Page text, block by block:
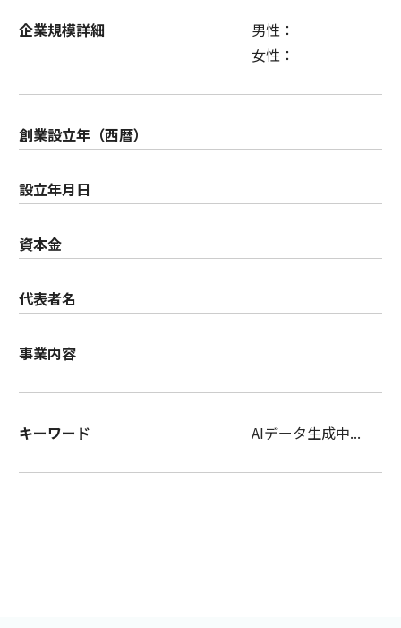
企業規模詳細
男性：
女性：
創業設立年（西暦）
設立年月日
資本金
代表者名
事業内容
キーワード AIデータ生成中...